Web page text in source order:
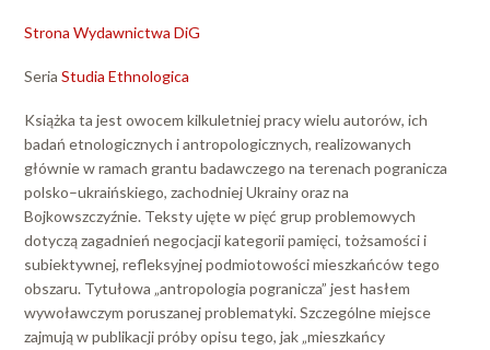
Strona Wydawnictwa DiG
Seria Studia Ethnologica
Książka ta jest owocem kilkuletniej pracy wielu autorów, ich
badań etnologicznych i antropologicznych, realizowanych
głównie w ramach grantu badawczego na terenach pogranicza
polsko–ukraińskiego, zachodniej Ukrainy oraz na
Bojkowszczyźnie. Teksty ujęte w pięć grup problemowych
dotyczą zagadnień negocjacji kategorii pamięci, tożsamości i
subiektywnej, refleksyjnej podmiotowości mieszkańców tego
obszaru. Tytułowa „antropologia pogranicza” jest hasłem
wywoławczym poruszanej problematyki. Szczególne miejsce
zajmują w publikacji próby opisu tego, jak „mieszkańcy